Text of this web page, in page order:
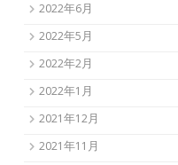
2022年6月
2022年5月
2022年2月
2022年1月
2021年12月
2021年11月